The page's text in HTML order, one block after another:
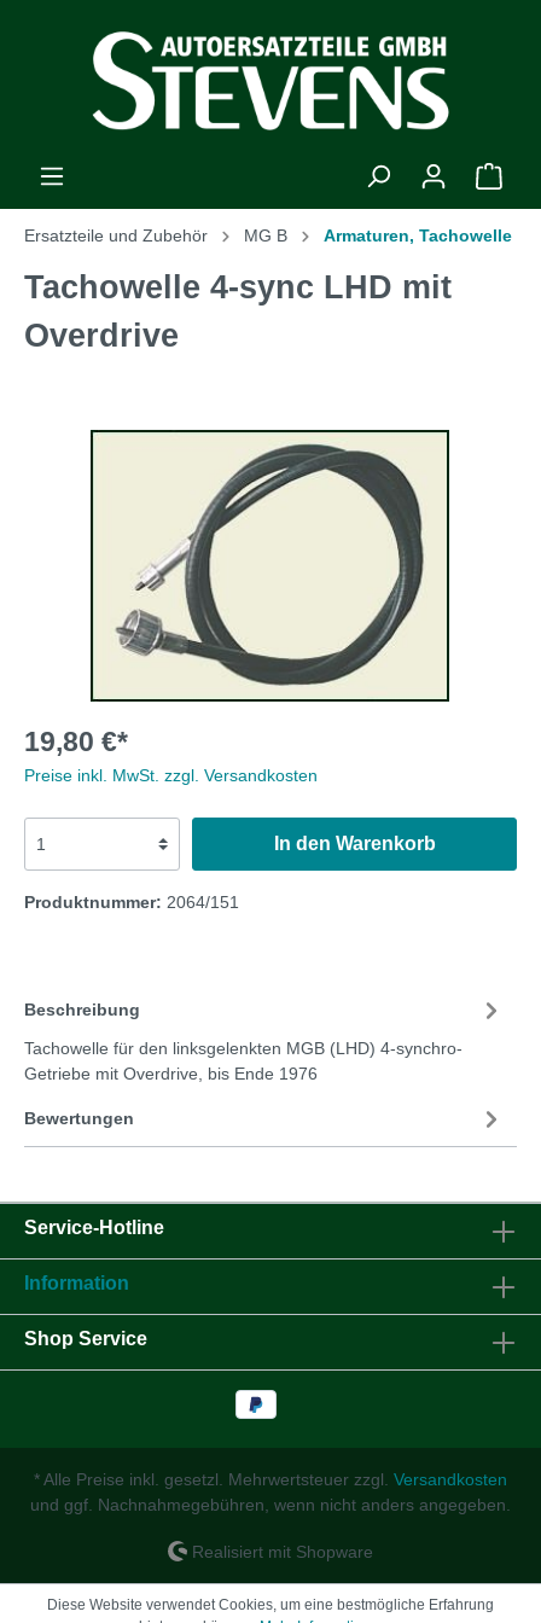
Ersatzteile und Zubehör MG B Armaturen, Tachowelle
Tachowelle 4-sync LHD mit
Overdrive
19,80 €*
Preise inkl. MwSt. zzgl. Versandkosten
In den Warenkorb
Produktnummer: 2064/151
Beschreibung
Tachowelle für den linksgelenkten MGB (LHD) 4-synchro-
Getriebe mit Overdrive, bis Ende 1976
Bewertungen
Service-Hotline
Information
Shop Service
* Alle Preise inkl. gesetzl. Mehrwertsteuer zzgl. Versandkosten
und ggf. Nachnahmegebühren, wenn nicht anders angegeben.
Realisiert mit Shopware
Diese Website verwendet Cookies, um eine bestmögliche Erfahrung